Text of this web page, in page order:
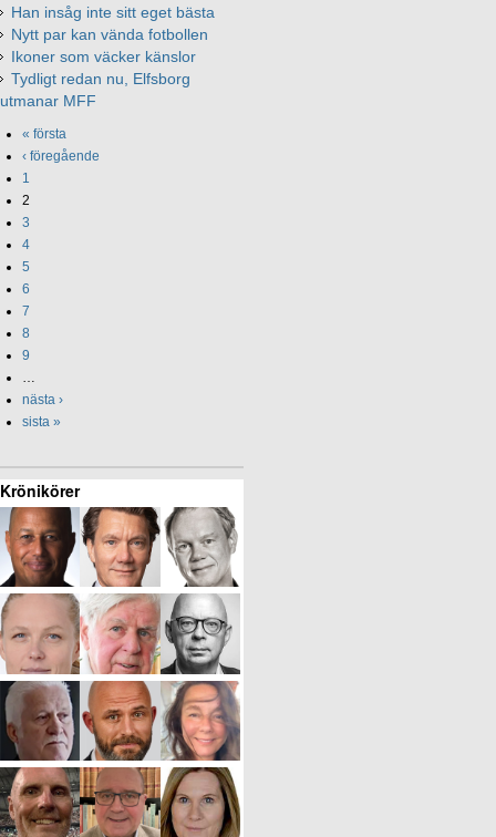
Han insåg inte sitt eget bästa
Nytt par kan vända fotbollen
Ikoner som väcker känslor
Tydligt redan nu, Elfsborg
utmanar MFF
« första
‹ föregående
1
2
3
4
5
6
7
8
9
…
nästa ›
sista »
Krönikörer